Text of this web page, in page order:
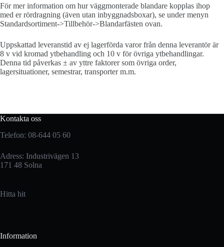
För mer information om hur väggmonterade blandare kopplas ihop
med er rördragning (även utan inbyggnadsboxar), se under menyn
Standardsortiment->Tillbehör->Blandarfästen ovan.
Uppskattad leveranstid av ej lagerförda varor från denna leverantör är
8 v vid kromad ytbehandling och 10 v för övriga ytbehandlingar.
Denna tid påverkas ± av yttre faktorer som övriga order,
lagersituationer, semestrar, transporter m.m.
Kontakta oss
Telefon: 08-644 05 60
Adress: Industrivägen 13
171 48 Solna
Hitta hit
Information